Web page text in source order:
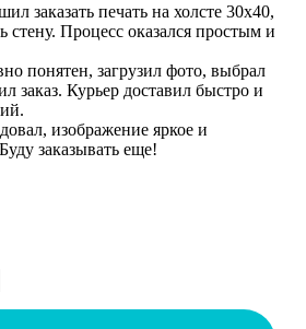
заказать печать на холсте 30х40,
стену. Процесс оказался простым и
понятен, загрузил фото, выбрал
заказ. Курьер доставил быстро и
изображение яркое и
заказывать еще!